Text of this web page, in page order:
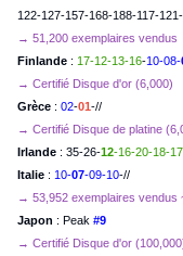
122-127-157-168-188-117-
→ 51,200 exemplaires vendus
Finlande : 17-12-13-16-10-08-
→ Certifié Disque d'or (6,000)
Grèce : 02-01-//
→ Certifié Disque de platine
Irlande : 35-26-12-16-20-18-
Italie : 10-07-09-10-//
→ 53,952 exemplaires vendus
Japon : Peak #9
→ Certifié Disque d'or